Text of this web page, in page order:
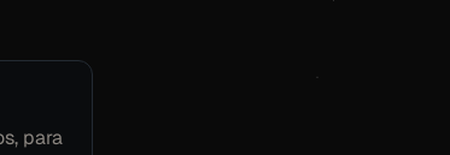
para